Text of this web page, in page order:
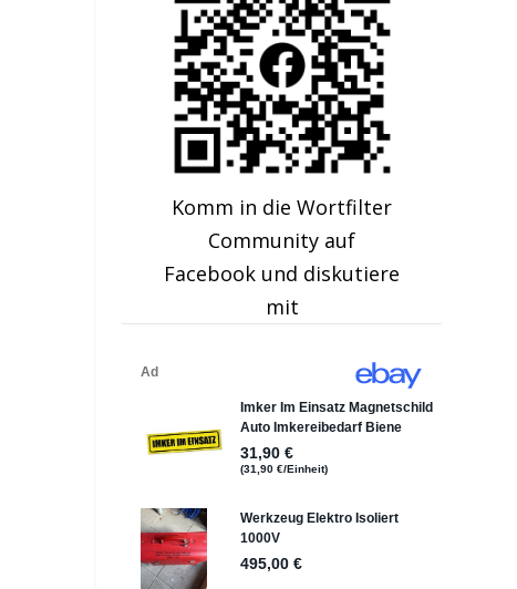
Komm in die Wortfilter
Community auf
Facebook und diskutiere
mit